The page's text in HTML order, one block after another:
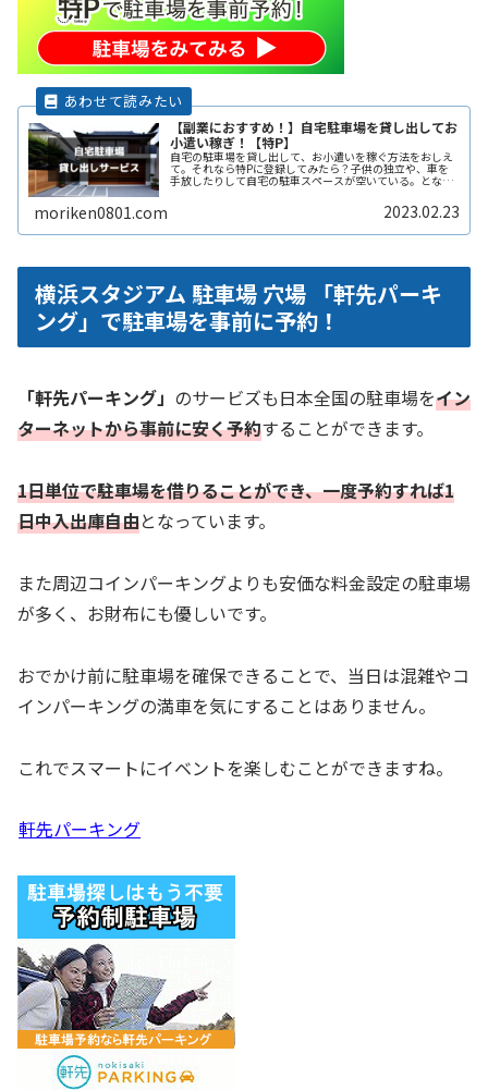
【副業におすすめ！】自宅駐車場を貸し出してお
小遣い稼ぎ！【特P】
自宅の駐車場を貸し出して、お小遣いを稼ぐ方法をおしえ
て。それなら特Pに登録してみたら？子供の独立や、車を
手放したりして自宅の駐車スペースが空いている。となり
貸すと副収入になると聞いたことがReadMore...
moriken0801.com 2023.02.23
横浜スタジアム 駐車場 穴場 「軒先パーキ
ング」で駐車場を事前に予約！
「軒先パーキング」 のサービズも日本全国の駐車場をイン
ターネットから事前に安く予約することができます。
1日単位で駐車場を借りることができ、一度予約すれば1
日中入出庫自由となっています。
また周辺コインパーキングよりも安価な料金設定の駐車場
が多く、お財布にも優しいです。
おでかけ前に駐車場を確保できることで、当日は混雑やコ
インパーキングの満車を気にすることはありません。
これでスマートにイベントを楽しむことができますね。
軒先パーキング